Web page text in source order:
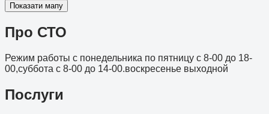
Показати мапу
Про СТО
Режим работы с понедельника по пятницу с 8-00 до 18-
00,суббота с 8-00 до 14-00.воскресенье выходной
Послуги